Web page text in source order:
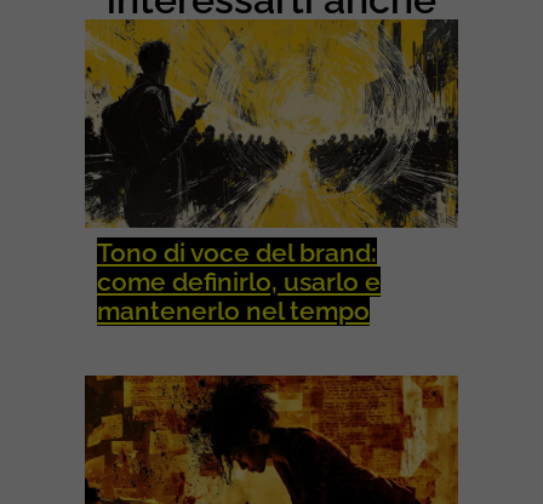
Tono di voce del brand:
come definirlo, usarlo e
mantenerlo nel tempo